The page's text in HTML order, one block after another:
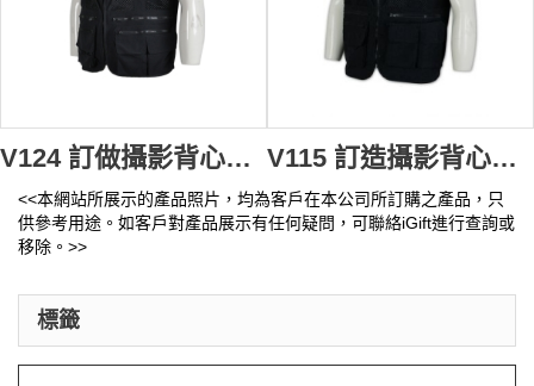
V124 訂做攝影背心外套 自製黑色背心褸 多口袋透氣網狀背心 網狀釣魚背心 戰術背心 多功能工作背心 設計背心外套中心 攝影背心 背心褸生產商HK V115 訂造攝影背心外套 攝釣魚背心 背心外套來樣訂做 自訂背心外套款式
<<本網站所展示的產品照片，均為客戶在本公司所訂購之產品，只
供參考用途。如客戶對產品展示有任何疑問，可聯絡iGift進行查詢或
移除。>>
標籤